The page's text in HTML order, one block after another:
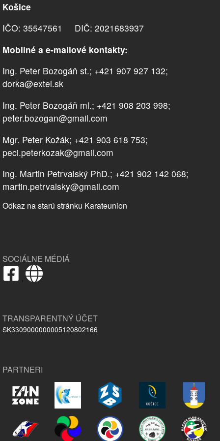
Košice
IČO: 35547561 DIČ: 2021683937
Mobilné a e-mailové kontakty:
Ing. Peter Bozogáň st.; +421 907 927 132;
dorka@extel.sk
Ing. Peter Bozogáň ml.; +421 908 203 998;
peter.bozogan@gmail.com
Mgr. Peter Kožák; +421 903 618 753;
peci.peterkozak@gmail.com
Ing. Martin Petrvalský PhD.; +421 902 142 068;
martin.petrvalsky@gmail.com
Odkaz na starú stránku Karateunion
SOCIÁLNE MÉDIÁ
,
TRANSPARENTNÝ ÚČET
SK3309000000005120802166
PARTNERI